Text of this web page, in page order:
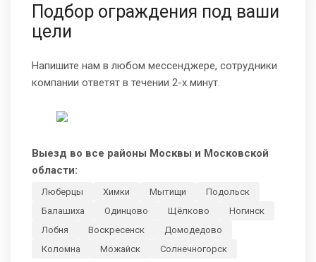
Подбор ограждения под ваши
цели
Напишите нам в любом мессенджере, сотрудники
компании ответят в течении 2-х минут.
Выезд во все районы Москвы и Московской
области:
Люберцы Химки Мытищи
Подольск
Балашиха
Одинцово Щёлково
Ногинск
Лобня
Воскресенск
Домодедово
Коломна
Можайск Солнечногорск